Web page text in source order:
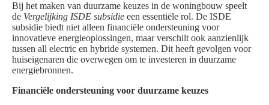
Bij het maken van duurzame keuzes in de woningbouw speelt
de Vergelijking ISDE subsidie een essentiële rol. De ISDE
subsidie biedt niet alleen financiële ondersteuning voor
innovatieve energieoplossingen, maar verschilt ook aanzienlijk
tussen all electric en hybride systemen. Dit heeft gevolgen voor
huiseigenaren die overwegen om te investeren in duurzame
energiebronnen.
Financiële ondersteuning voor duurzame keuzes